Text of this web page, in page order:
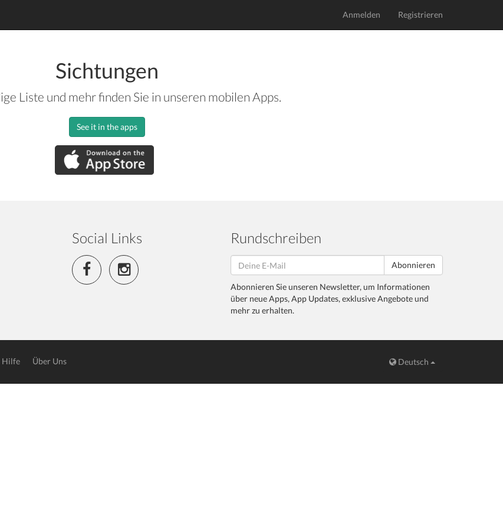
Anmelden Registrieren
Sichtungen
Liste und mehr finden Sie in unseren mobilen Apps.
See it in the apps
Social Links Rundschreiben
Abonnieren
Abonnieren Sie unseren Newsletter, um Informationen
über neue Apps, App Updates, exklusive Angebote und
mehr zu erhalten.
Hilfe Über Uns Deutsch